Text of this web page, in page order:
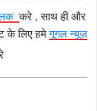
करे , साथ ही और
के लिए हमेगूगल न्यूज़